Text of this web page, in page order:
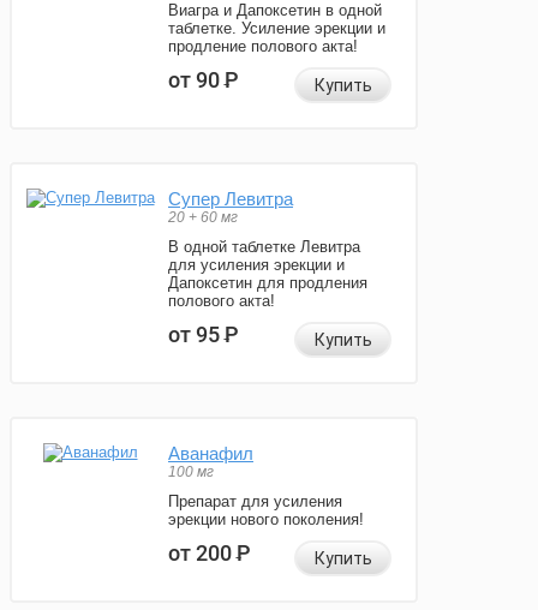
Виагра и Дапоксетин в одной
таблетке. Усиление эрекции и
продление полового акта!
от 90Р Купить
Супер Левитра
20 + 60 мг
В одной таблетке Левитра
для усиления эрекции и
Дапоксетин для продления
полового акта!
от 95Р Купить
Аванафил
100 мг
Препарат для усиления
эрекции нового поколения!
от 200Р Купить